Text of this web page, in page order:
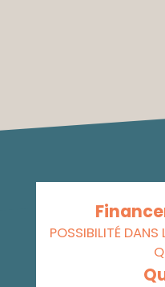
POSSIBILITÉ DANS